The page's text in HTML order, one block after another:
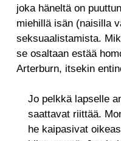
joka häneltä on
miehillä isän (naisilla
seksuaalistamista.
se osaltaan estää
Arterburn, itsekin
Jo pelkkä lapselle
saattavat riittää.
he kaipasivat